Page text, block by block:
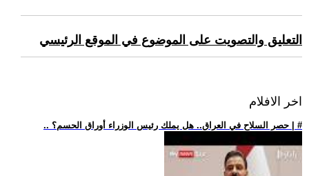
التعليق والتصويت على الموضوع في الموقع الرئيسي
اخر الافلام
.. حصر السلاح في العراق.. هل يملك رئيس الوزراء أوراق الحسم؟ | #